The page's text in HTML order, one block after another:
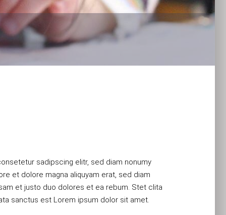
sanctus est Lorem ipsum dolor sit amet.